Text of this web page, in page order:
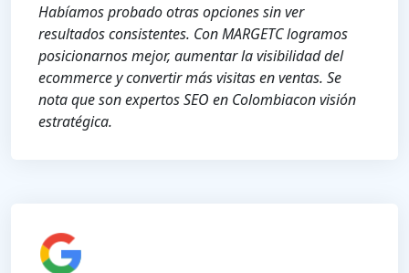
Habíamos probado otras opciones sin ver
resultados consistentes. Con MARGETC logramos
posicionarnos mejor, aumentar la visibilidad del
ecommerce y convertir más visitas en ventas. Se
nota que son expertos SEO en Colombiacon visión
estratégica.